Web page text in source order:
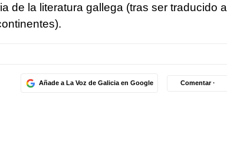
de la literatura gallega (tras ser traducido a
Añade a La Voz de Galicia en Google Comentar ·